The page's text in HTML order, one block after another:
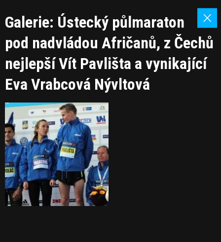
Galerie: Ústecký půlmaraton
pod nadvládou Afričanů, z Čechů
nejlepší Vít Pavlišta a vynikající
Eva Vrabcová Nývltová